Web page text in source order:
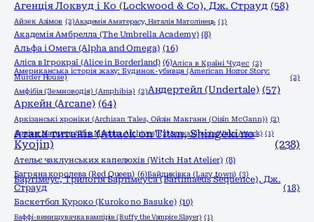
Агенція Локвуд і Кo (Lockwood & Co), Дж. Страуд (58)
Айзек Азімов (2)Академія Аматерасу, Наталія Матолінець (1)
Академія Амбрелла (The Umbrella Academy) (8)
Альфа і Омега (Alpha and Omega) (16)
Аліса в Ігрокраї (Alice in Borderland) (6)Аліса в Країні Чудес (2)
Американська історія жаху: Будинок-убивця (American Horror Story:
Murder House)
(2)
Амфібія (Земноводія) (Amphibia) (2)Андертейл (Undertale) (57)
Аркейн (Arcane) (64)
Аркізанські хроніки (Archisan Tales, Ойзін Макганн (Oisín McGann)) (2)
Архіви Маґнуса (The Magnus Archives) (2)Атака вірусів (Virus Attack) (1)
Атака титанів (Attack on Titan, Shingeki no
Kyojin)
(238)
Ательє чаклунських капелюхів (Witch Hat Atelier) (8)
Багряна королева (Red Queen) (6)Байдиківка (Lazy town) (3)
Бартімеус, Трилогія Бартімеуса (Bartimaeus Sequence), Дж.
Страуд
(18)
Баскетбол Куроко (Kuroko no Basuke) (10)
Баффі-винищувачка вампірів (Buffy the Vampire Slayer) (1)